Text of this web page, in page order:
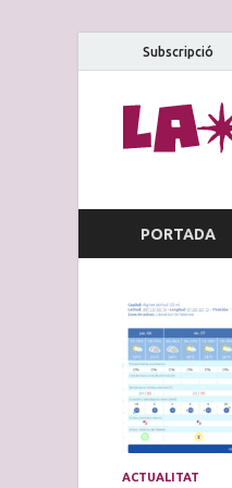
Subscripció
PORTADA
ACTUALITAT